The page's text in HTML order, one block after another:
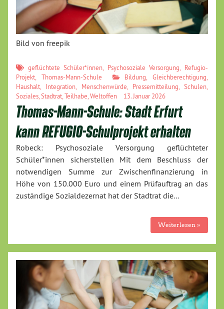
Bild von freepik
geflüchtete Schüler*innen, Psychosoziale Versorgung, Refugio-
Projekt, Thomas-Mann-Schule Bildung, Gleichberechtigung,
Haushalt, Integration, Menschenwürde, Pressemitteilung, Schulen,
Soziales,Stadtrat,Teilhabe,Weltoffen 13. Januar 2026
Thomas-Mann-Schule: Stadt Erfurt
kann REFUGIO-Schulprojekt erhalten
Robeck: Psychosoziale Versorgung geflüchteter
Schüler*innen sicherstellen Mit dem Beschluss der
notwendigen Summe zur Zwischenfinanzierung in
Höhe von 150.000 Euro und einem Prüfauftrag an das
zuständige Sozialdezernat hat der Stadtrat die…
Weiterlesen »